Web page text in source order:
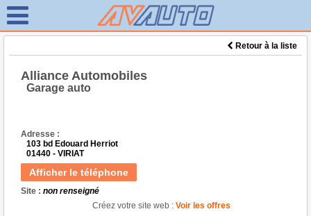
Retour à la liste
Alliance Automobiles
Garage auto
Adresse :
103 bd Edouard Herriot
01440 - VIRIAT
Afficher le téléphone
Site : non renseigné
Créez votre site web : Voir les offres